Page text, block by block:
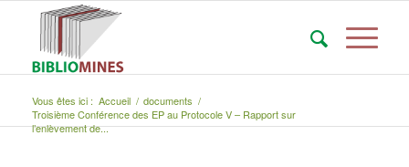
Vous êtes ici : Accueil / documents /
Troisième Conférence des EP au Protocole V – Rapport sur
l’enlèvement de...